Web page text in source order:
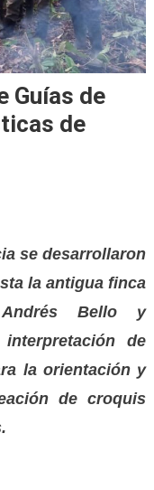
Guías de
de
se desarrollaron
la antigua finca
Bello y
de
la orientación y
de croquis